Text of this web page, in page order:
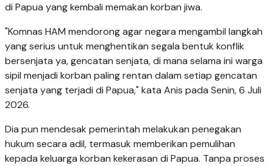
di Papua yang kembali memakan korban jiwa.
"Komnas HAM mendorong agar negara mengambil langkah
yang serius untuk menghentikan segala bentuk konflik
bersenjata ya, gencatan senjata, di mana selama ini warga
sipil menjadi korban paling rentan dalam setiap gencatan
senjata yang terjadi di Papua," kata Anis pada Senin, 6 Juli
2026.
Dia pun mendesak pemerintah melakukan penegakan
hukum secara adil, termasuk memberikan pemulihan
kepada keluarga korban kekerasan di Papua. Tanpa proses